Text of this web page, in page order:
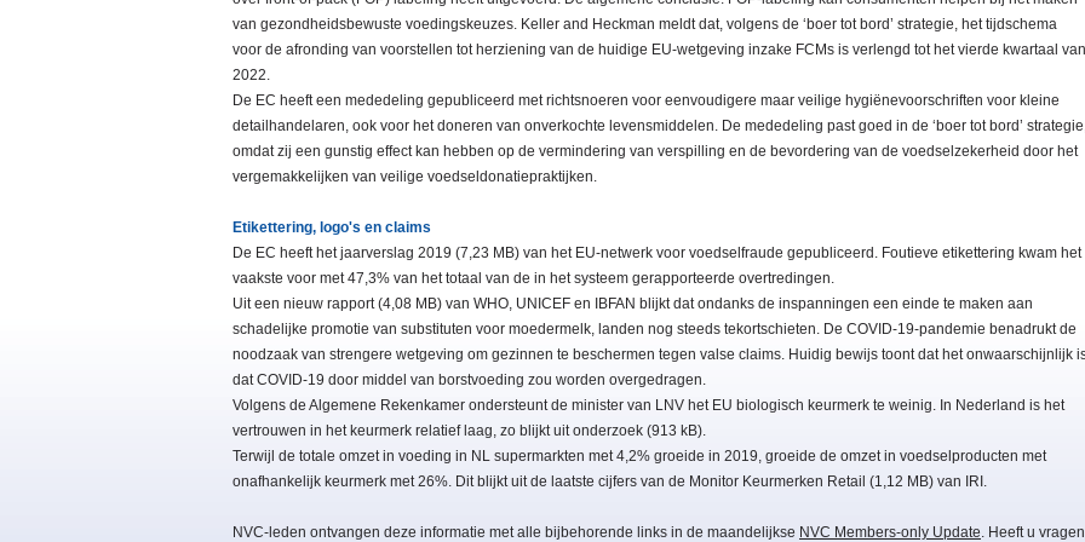
van gezondheidsbewuste voedingskeuzes. Keller and Heckman meldt dat, volgens de ‘boer tot bord’ strategie, het tijdschema
voor de afronding van voorstellen tot herziening van de huidige EU-wetgeving inzake FCMs is verlengd tot het vierde kwartaal van
2022.
De EC heeft een mededeling gepubliceerd met richtsnoeren voor eenvoudigere maar veilige hygiënevoorschriften voor kleine
detailhandelaren, ook voor het doneren van onverkochte levensmiddelen. De mededeling past goed in de ‘boer tot bord’
omdat zij een gunstig effect kan hebben op de vermindering van verspilling en de bevordering van de voedselzekerheid door het
vergemakkelijken van veilige voedseldonatiepraktijken.
Etikettering, logo's en claims
De EC heeft het jaarverslag 2019 (7,23 MB) van het EU-netwerk voor voedselfraude gepubliceerd. Foutieve etikettering kwam het
vaakste voor met 47,3% van het totaal van de in het systeem gerapporteerde overtredingen.
Uit een nieuw rapport (4,08 MB) van WHO, UNICEF en IBFAN blijkt dat ondanks de inspanningen een einde te maken aan
schadelijke promotie van substituten voor moedermelk, landen nog steeds tekortschieten. De COVID-19-pandemie benadrukt de
noodzaak van strengere wetgeving om gezinnen te beschermen tegen valse claims. Huidig bewijs toont dat het onwaarschijnlijk
dat COVID-19 door middel van borstvoeding zou worden overgedragen.
Volgens de Algemene Rekenkamer ondersteunt de minister van LNV het EU biologisch keurmerk te weinig. In Nederland is het
vertrouwen in het keurmerk relatief laag, zo blijkt uit onderzoek (913 kB).
Terwijl de totale omzet in voeding in NL supermarkten met 4,2% groeide in 2019, groeide de omzet in voedselproducten met
onafhankelijk keurmerk met 26%. Dit blijkt uit de laatste cijfers van de Monitor Keurmerken Retail (1,12 MB) van IRI.
NVC-leden ontvangen deze informatie met alle bijbehorende links in de maandelijkse NVC Members-only Update. Heeft u